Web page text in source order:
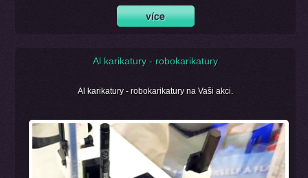
Al karikatury - robokarikatury
Al karikatury - robokarikatury na Vaši akci.